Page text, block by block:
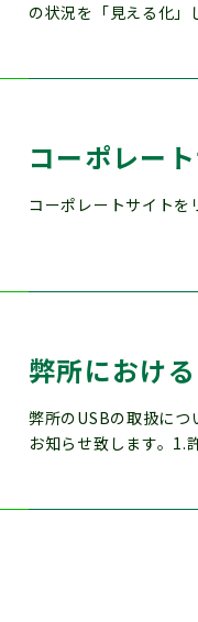
の状況を「見える化
コーポレー
コーポレートサイトを
弊所におけ
弊所のUSBの取扱につ
お知らせ致します。